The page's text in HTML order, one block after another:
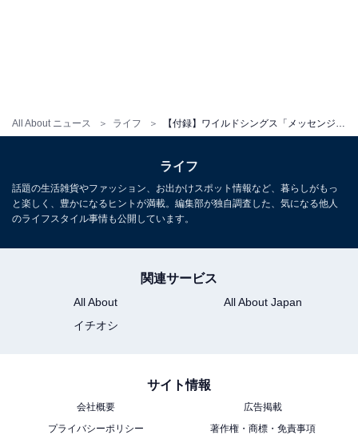
All About ニュース ライフ
※掲載されている情報は記事公開時のものです。あらか
じめご了承ください。
付き』が5月10日発売
ライフ
話題の生活雑貨やファッション、お出かけスポット情報など、暮らしがもっ
と楽しく、豊かになるヒントが満載。編集部が独自調査した、気になる他人
のライフスタイル事情も公開しています。
関連サービス
All About
All About Japan
イチオシ
サイト情報
会社概要
広告掲載
プライバシーポリシー
著作権・商標・免責事項